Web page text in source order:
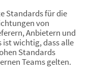
Standards für die
von
Anbietern und
ist wichtig, dass alle
Standards
Teams gelten.